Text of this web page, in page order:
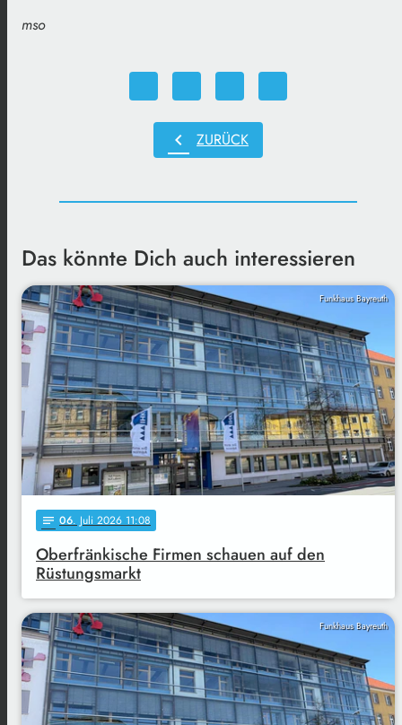
mso
chevron_left ZURÜCK
Das könnte Dich auch interessieren
Funkhaus Bayreuth
notes 06. Juli 2026 11:08
Oberfränkische Firmen schauen auf den
Rüstungsmarkt
Funkhaus Bayreuth